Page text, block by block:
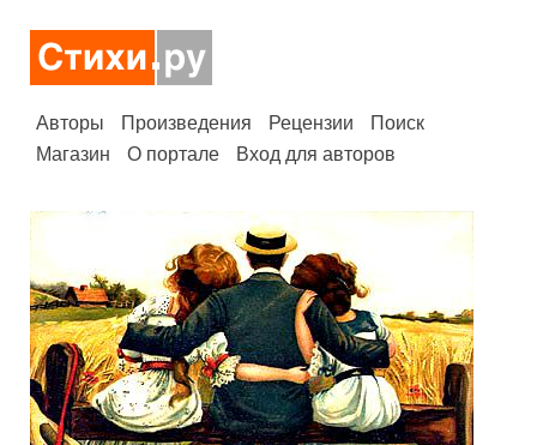
Авторы Произведения Рецензии
Поиск
Магазин
О портале Вход для авторов